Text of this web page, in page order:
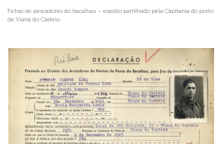
Fichas de pescadores do bacalhau – espólio partilhado pela Capitania do porto
de Viana do Castelo